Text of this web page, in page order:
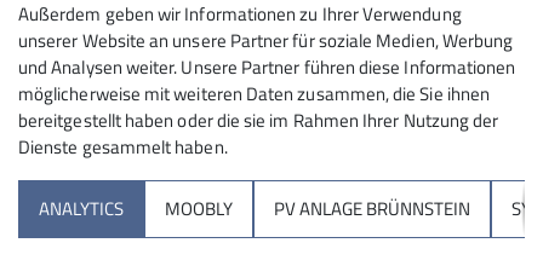
Tourenreferent Tourenleiter
Sektion
Außerdem geben wir Informationen zu Ihrer Verwendung
unserer Website an unsere Partner für soziale Medien, Werbung
und Analysen weiter. Unsere Partner führen diese Informationen
möglicherweise mit weiteren Daten zusammen, die Sie ihnen
bereitgestellt haben oder die sie im Rahmen Ihrer Nutzung der
Dienste gesammelt haben.
ANALYTICS MOOBLY PV ANLAGE BRÜNNSTEIN